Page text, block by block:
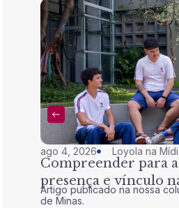
ago 4, 2026 Loyola na
Compreender para
presença e vínculo
Artigo publicado na nossa
de Minas.